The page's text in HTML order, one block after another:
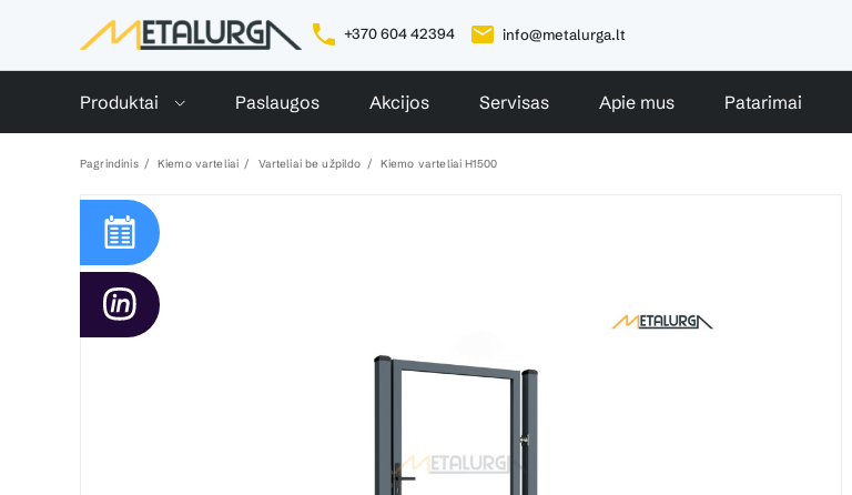
+370 604 42394 info@metalurga.lt
Produktai Paslaugos Akcijos Servisas Apie mus Patarimai
Pagrindinis Kiemo varteliai Varteliai be užpildo Kiemo varteliai H1500